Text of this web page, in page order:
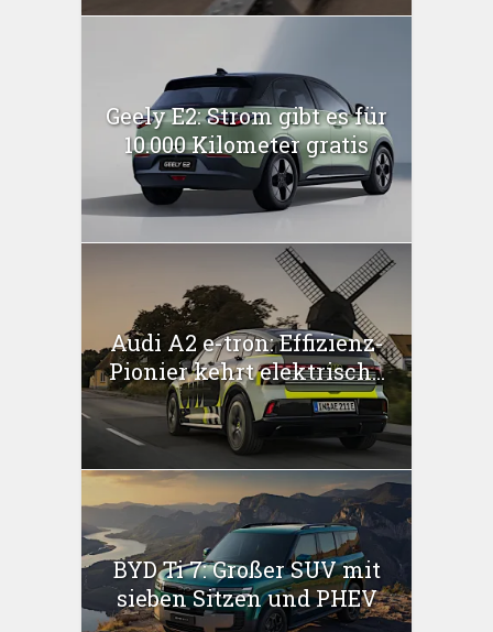
Geely E2: Strom gibt es für
10.000 Kilometer gratis
Audi A2 e-tron: Effizienz-
Pionier kehrt elektrisch...
BYD Ti 7: Großer SUV mit
sieben Sitzen und PHEV